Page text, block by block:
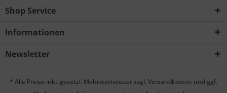
Shop Service
Informationen
Newsletter
* Alle Preise inkl. gesetzl. Mehrwertsteuer zzgl. Versandkosten und ggf.